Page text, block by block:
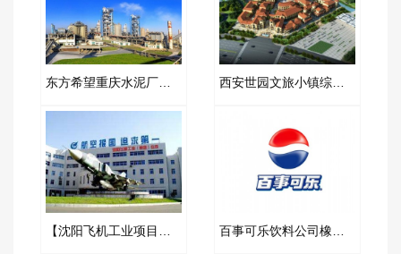
东方希望重庆水泥厂长江取水橡胶软连接合同 西安世园文旅小镇综合体弹簧减震器合同
【沈阳飞机工业项目】橡胶接头合同 百事可乐饮料公司橡胶软接头合同案例